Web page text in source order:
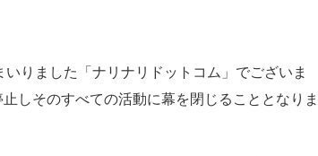
りました「ナリナリドットコム」でございま
しそのすべての活動に幕を閉じることとなりま